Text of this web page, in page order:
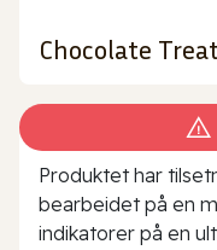
Chocolate
Produktet har
bearbeidet på en
indikatorer på en